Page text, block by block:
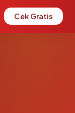
Cek Gratis